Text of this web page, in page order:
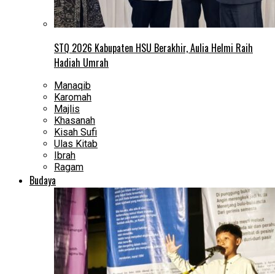
STQ 2026 Kabupaten HSU Berakhir, Aulia Helmi Raih
Hadiah Umrah
Manaqib
Karomah
Majlis
Khasanah
Kisah Sufi
Ulas Kitab
Ibrah
Ragam
Budaya